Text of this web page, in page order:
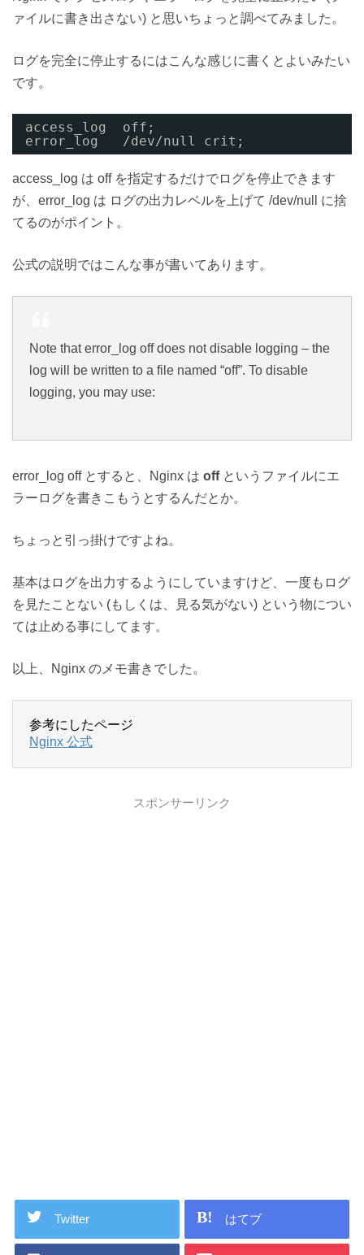
ァイルに書き出さない) と思いちょっと調べてみました。
ログを完全に停止するにはこんな感じに書くとよいみたい
です。
access_log  off;
error_log   /dev/null crit;
access_log は off を指定するだけでログを停止できます
が、error_log は ログの出力レベルを上げて /dev/null に捨
てるのがポイント。
公式の説明ではこんな事が書いてあります。
Note that error_log off does not disable logging – the
log will be written to a file named “off”. To disable
logging, you may use:
error_log off とすると、Nginx は offというファイルにエ
ラーログを書きこもうとするんだとか。
ちょっと引っ掛けですよね。
基本はログを出力するようにしていますけど、一度もログ
を見たことない (もしくは、見る気がない) という物につい
ては止める事にしてます。
以上、Nginx のメモ書きでした。
参考にしたページ
Nginx 公式
スポンサーリンク
Twitter はてブ